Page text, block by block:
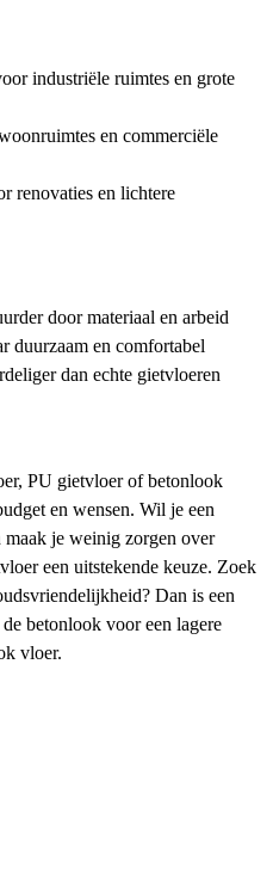
industriële ruimtes en grote
en commerciële
renovaties en lichtere
door materiaal en arbeid
duurzaam en comfortabel
dan echte gietvloeren
PU gietvloer of betonlook
en wensen. Wil je een
je weinig zorgen over
een uitstekende keuze. Zoek
Dan is een
betonlook voor een lagere
vloer.